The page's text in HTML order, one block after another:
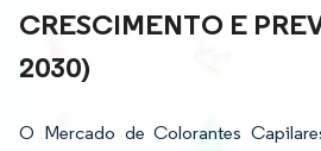
CRESCIMENTO E
2030)
O Mercado de Colorantes